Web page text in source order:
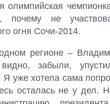
олимпийская
почему не
огня Сочи-2014.
регионе –
забыли,
уже хотела сама
осталась не у дел.